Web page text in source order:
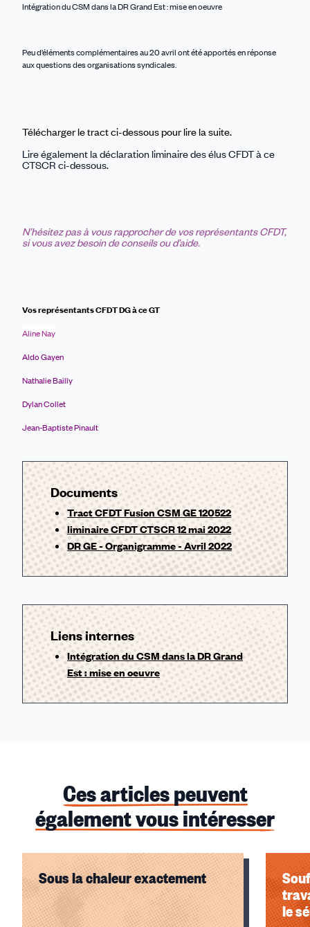
Intégration du CSM dans la DR Grand Est : mise en oeuvre
Peu d’éléments complémentaires au 20 avril ont été apportés en réponse
aux questions des organisations syndicales.
Télécharger le tract ci-dessous pour lire la suite.
Lire également la déclaration liminaire des élus CFDT à ce
CTSCR ci-dessous.
N’hésitez pas à vous rapprocher de vos représentants CFDT,
si vous avez besoin de conseils ou d’aide.
Vos représentants CFDT DG à ce GT
Aline Nay
Aldo Gayen
Nathalie Bailly
Dylan Collet
Jean-Baptiste Pinault
Documents
Tract CFDT Fusion CSM GE 120522
liminaire CFDT CTSCR 12 mai 2022
DR GE - Organigramme - Avril 2022
Liens internes
Intégration du CSM dans la DR Grand
Est : mise en oeuvre
Ces articles peuvent
également vous intéresser
Sous la chaleur exactement
le